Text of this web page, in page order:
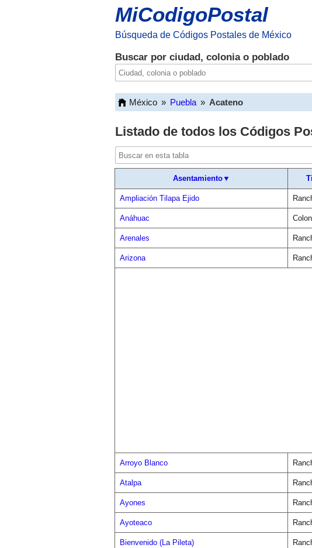
MiCodigoPostal
Búsqueda de Códigos Postales de México
Buscar por ciudad, colonia o poblado
México » Puebla » Acateno
Listado de todos los Códigos
Asentamiento▼
Ampliación Tilapa Ejido
Anáhuac
Arenales
Arizona
Arroyo Blanco
Atalpa
Ayones
Ayoteaco
Bienvenido (La Pileta)